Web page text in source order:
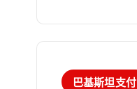
巴基斯坦支付